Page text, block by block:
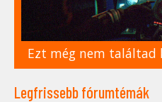
Ezt még nem találtad
Legfrissebb fórumtémák